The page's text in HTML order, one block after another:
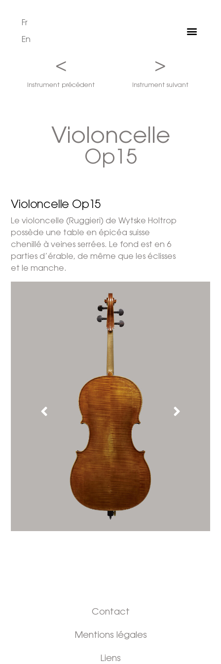
Fr
En
<
Instrument précédent
>
Instrument suivant
Violoncelle
Op15
Violoncelle Op15
Le violoncelle (Ruggieri) de Wytske Holtrop
possède une table en épicéa suisse
chenillé à veines serrées. Le fond est en 6
parties d’érable, de même que les éclisses
et le manche.
Contact
Mentions légales
Liens